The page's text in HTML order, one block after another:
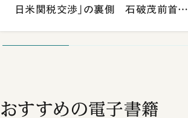
日米関税交渉」の裏側 石破茂前首相
おすすめの電子書籍